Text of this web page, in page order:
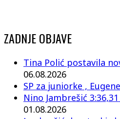
ZADNJE OBJAVE
Tina Polić postavila
06.08.2026
SP za juniorke ,
Nino Jambrešić
01.08.2026